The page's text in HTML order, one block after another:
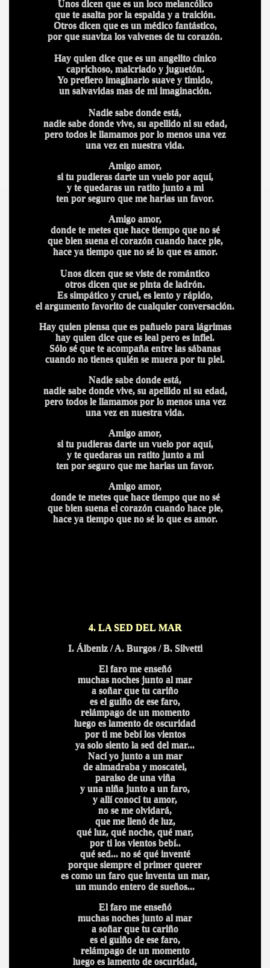
Unos dicen que es un loco melancólico
que te asalta por la espalda y a traición.
Otros dicen que es un médico fantástico,
por que suaviza los vaivenes de tu corazón.
Hay quien dice que es un angelito cínico
caprichoso, malcriado y juguetón.
Yo prefiero imaginarlo suave y tímido,
un salvavidas mas de mi imaginación.
Nadie sabe donde está,
nadie sabe donde vive, su apellido ni su edad,
pero todos le llamamos por lo menos una vez
una vez en nuestra vida.
Amigo amor,
si tu pudieras darte un vuelo por aquí,
y te quedaras un ratito junto a mi
ten por seguro que me harias un favor.
Amigo amor,
donde te metes que hace tiempo que no sé
que bien suena el corazón cuando hace pie,
hace ya tiempo que no sé lo que es amor.
Unos dicen que se viste de romántico
otros dicen que se pinta de ladrón.
Es simpático y cruel, es lento y rápido,
el argumento favorito de cualquier conversación.
Hay quien piensa que es pañuelo para lágrimas
hay quien dice que es leal pero es infiel.
Sólo sé que te acompaña entre las sábanas
cuando no tienes quién se muera por tu piel.
Nadie sabe donde está,
nadie sabe donde vive, su apellido ni su edad,
pero todos le llamamos por lo menos una vez
una vez en nuestra vida.
Amigo amor,
si tu pudieras darte un vuelo por aquí,
y te quedaras un ratito junto a mi
ten por seguro que me harias un favor.
Amigo amor,
donde te metes que hace tiempo que no sé
que bien suena el corazón cuando hace pie,
hace ya tiempo que no sé lo que es amor.
4. LA SED DEL MAR
I. Álbeniz / A. Burgos / B. Silvetti
El faro me enseñó
muchas noches junto al mar
a soñar que tu cariño
es el guiño de ese faro,
relámpago de un momento
luego es lamento de oscuridad
por ti me bebí los vientos
ya solo siento la sed del mar...
Nací yo junto a un mar
de almadraba y moscatel,
paraiso de una viña
y una niña junto a un faro,
y allí conocí tu amor,
no se me olvidará,
que me llenó de luz,
qué luz, qué noche, qué mar,
por ti los vientos bebí..
qué sed... no sé qué inventé
porque siempre el primer querer
es como un faro que inventa un mar,
un mundo entero de sueños...
El faro me enseñó
muchas noches junto al mar
a soñar que tu cariño
es el guiño de ese faro,
relámpago de un momento
luego es lamento de oscuridad,